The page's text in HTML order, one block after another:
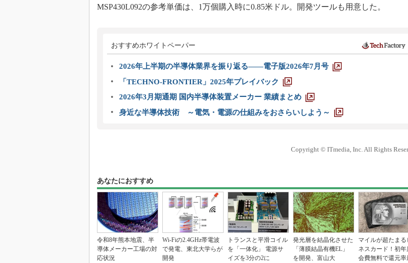
MSP430L092の参考単価は、1万個購入時に0.85米ドル。開発ツールも用意した。
おすすめホワイトペーパー
2026年上半期の半導体業界を振り返る――電子版2026年7月号
「TECHNO-FRONTIER」2025年プレイバック
2026年3月期通期 国内半導体装置メーカー 業績まとめ
身近な半導体技術 ～電気・電源の仕組みをおさらいしよう～
Copyright © ITmedia, Inc. All Rights
あなたにおすすめ
令和8年熊本地震、半
導体メーカー工場の対
応状況
Wi-Fiの2.4GHz帯電波
で発電、東北大学らが
開発
トランスと平滑コイル
を「一体化」 電源サ
イズを3分の2に
発光層を結晶化させた
「薄膜結晶有機EL」
を開発、富山大
マイルが超たまる
ネスカード！初年
会費無料で還元率